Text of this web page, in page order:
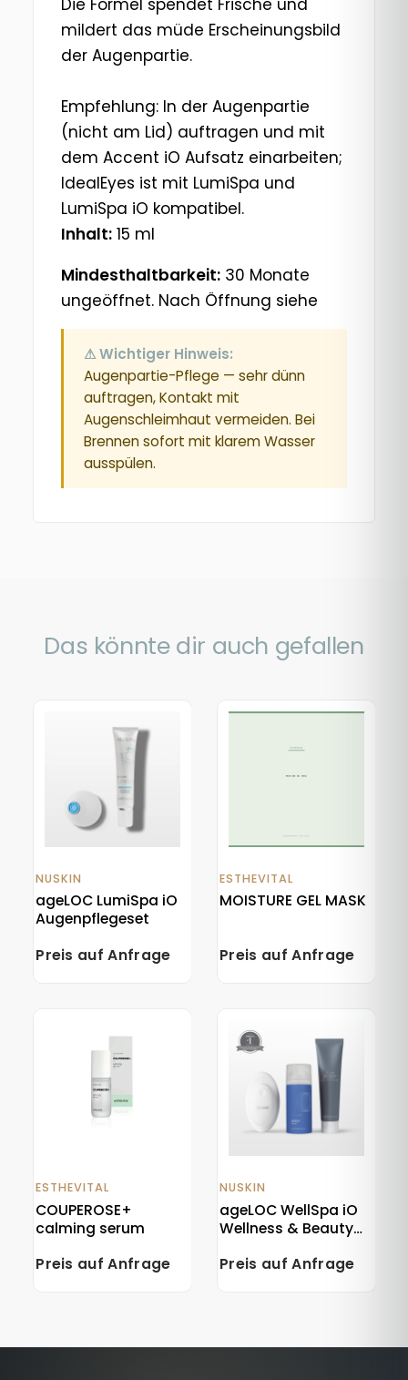
Die Formel spendet Frische und
mildert das müde Erscheinungsbild
der Augenpartie.
Empfehlung: In der Augenpartie
(nicht am Lid) auftragen und mit
dem Accent iO Aufsatz einarbeiten;
IdealEyes ist mit LumiSpa und
LumiSpa iO kompatibel.
Inhalt: 15 ml
Mindesthaltbarkeit: 30 Monate
ungeöffnet. Nach Öffnung siehe
⚠ Wichtiger Hinweis:
Augenpartie-Pflege — sehr dünn
auftragen, Kontakt mit
Augenschleimhaut vermeiden. Bei
Brennen sofort mit klarem Wasser
ausspülen.
Das könnte dir auch gefallen
NUSKIN
ageLOC LumiSpa iO
Augenpflegeset
Preis auf Anfrage
ESTHEVITAL
MOISTURE GEL MASK
Preis auf Anfrage
ESTHEVITAL
COUPEROSE+
calming serum
Preis auf Anfrage
NUSKIN
ageLOC WellSpa iO
Wellness & Beauty
Preis auf Anfrage